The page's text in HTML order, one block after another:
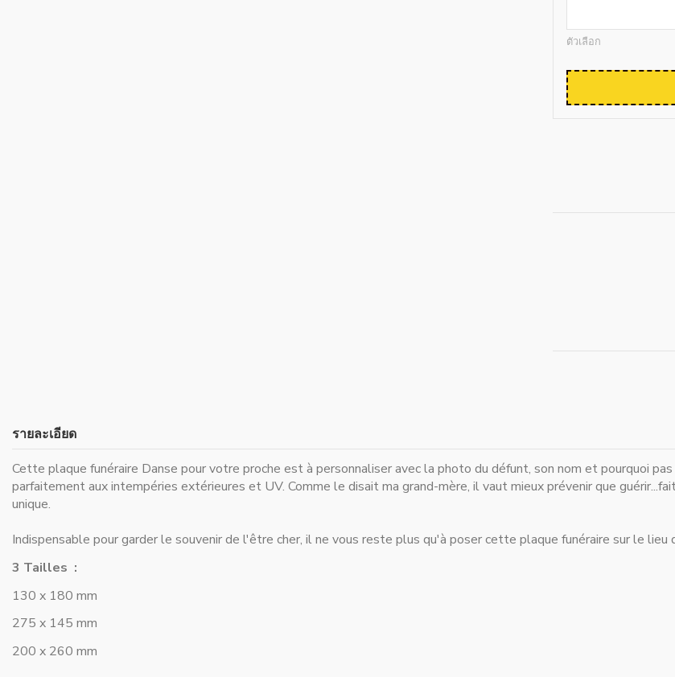
ตัวเลือก
รายละเอียด
Cette plaque funéraire Danse pour votre proche est à personnaliser avec la photo du défunt, son nom et pourquoi
parfaitement aux intempéries extérieures et UV. Comme le disait ma grand-mère, il vaut mieux prévenir que
unique.
Indispensable pourgarder le souvenir de l'être cher, il ne vous reste plus qu'à poser cette plaque funéraire sur le lieu
3 Tailles :
130 x 180 mm
275 x 145 mm
200 x 260 mm